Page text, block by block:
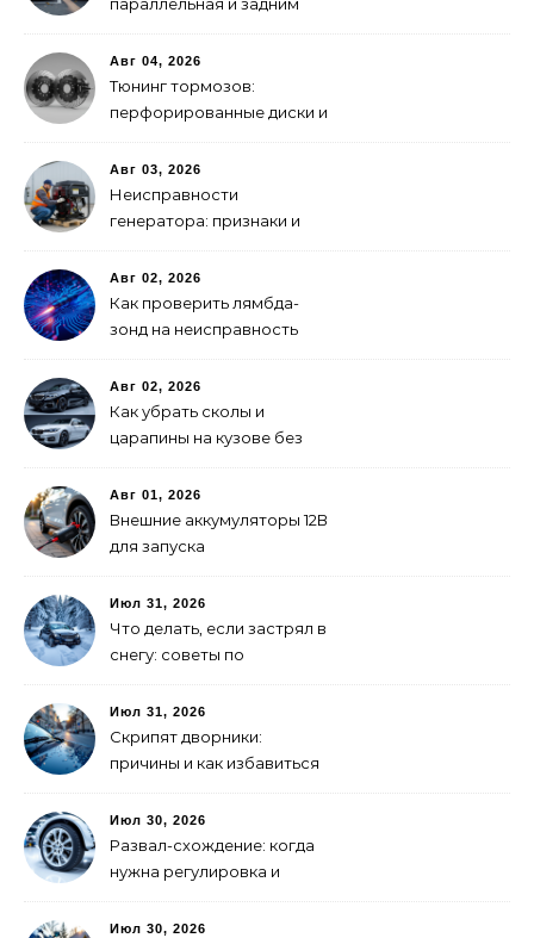
Авг 04, 2026
Тюнинг тормозов:
перфорированные диски и
суппорты
Авг 03, 2026
Неисправности
генератора: признаки и
Авг 02, 2026
Как проверить лямбда-
зонд на неисправность
Авг 02, 2026
Как убрать сколы и
царапины на кузове без
Авг 01, 2026
Внешние аккумуляторы 12В
для запуска
выбрать
Июл 31, 2026
Что делать, если застрял в
снегу: советы по
Июл 31, 2026
Скрипят дворники:
причины и как избавиться
Июл 30, 2026
Развал-схождение: когда
нужна регулировка и
Июл 30, 2026